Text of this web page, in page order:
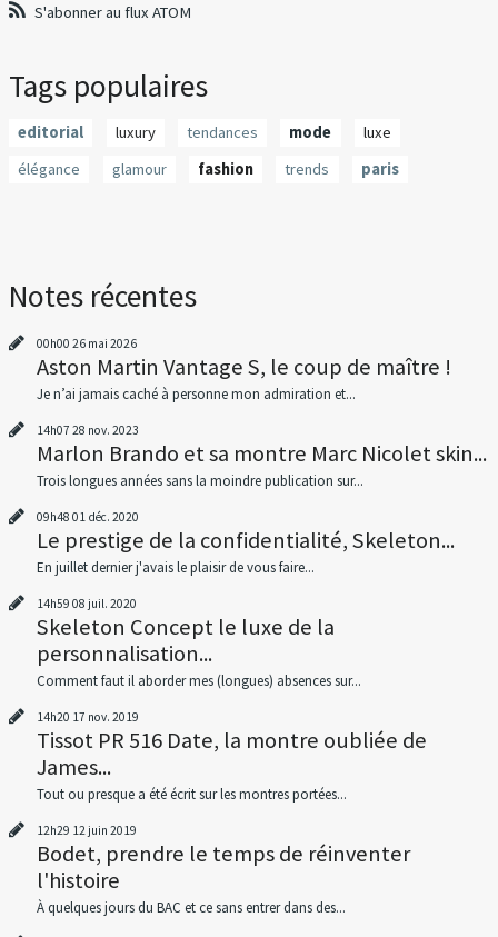
S'abonner au flux ATOM
Tags populaires
editorial luxury tendances mode
luxe
élégance
glamour fashion trends paris
Notes récentes
00h00 26 mai 2026
Aston Martin Vantage S, le coup de maître !
Je n’ai jamais caché à personne mon admiration et...
14h07 28 nov. 2023
Marlon Brando et sa montre Marc Nicolet skin...
Trois longues années sans la moindre publication sur...
09h48 01 déc. 2020
Le prestige de la confidentialité, Skeleton...
En juillet dernier j'avais le plaisir de vous faire...
14h59 08 juil. 2020
Skeleton Concept le luxe de la
personnalisation...
Comment faut il aborder mes (longues) absences sur...
14h20 17 nov. 2019
Tissot PR 516 Date, la montre oubliée de
James...
Tout ou presque a été écrit sur les montres portées...
12h29 12 juin 2019
Bodet, prendre le temps de réinventer
l'histoire
À quelques jours du BAC et ce sans entrer dans des...